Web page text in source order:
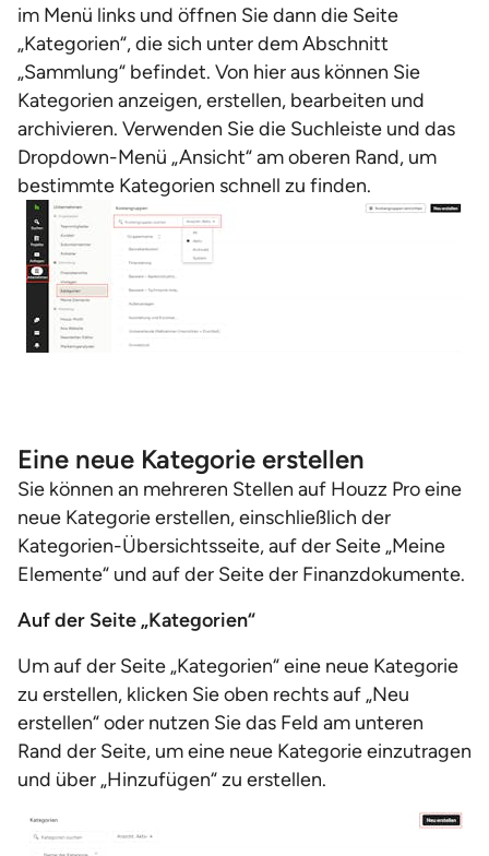
im Menü links und öffnen Sie dann die Seite
„Kategorien“, die sich unter dem Abschnitt
„Sammlung“ befindet. Von hier aus können Sie
Kategorien anzeigen, erstellen, bearbeiten und
archivieren. Verwenden Sie die Suchleiste und das
Dropdown-Menü „Ansicht“ am oberen Rand, um
bestimmte Kategorien schnell zu finden.
Eine neue Kategorie erstellen
Sie können an mehreren Stellen auf Houzz Pro eine
neue Kategorie erstellen, einschließlich der
Kategorien-Übersichtsseite, auf der Seite „Meine
Elemente“ und auf der Seite der Finanzdokumente.
Auf der Seite „Kategorien“
Um auf der Seite „Kategorien“ eine neue Kategorie
zu erstellen, klicken Sie oben rechts auf „Neu
erstellen“ oder nutzen Sie das Feld am unteren
Rand der Seite, um eine neue Kategorie einzutragen
und über „Hinzufügen“ zu erstellen.